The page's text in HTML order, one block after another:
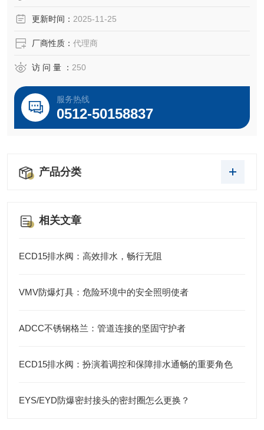
更新时间： 2025-11-25
厂商性质： 代理商
访 问 量 ： 250
服务热线
0512-50158837
产品分类
相关文章
ECD15排水阀：高效排水，畅行无阻
VMV防爆灯具：危险环境中的安全照明使者
ADCC不锈钢格兰：管道连接的坚固守护者
ECD15排水阀：扮演着调控和保障排水通畅的重要角色
EYS/EYD防爆密封接头的密封圈怎么更换？